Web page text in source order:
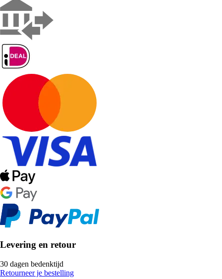
Levering en retour
30 dagen bedenktijd
Retourneer je bestelling